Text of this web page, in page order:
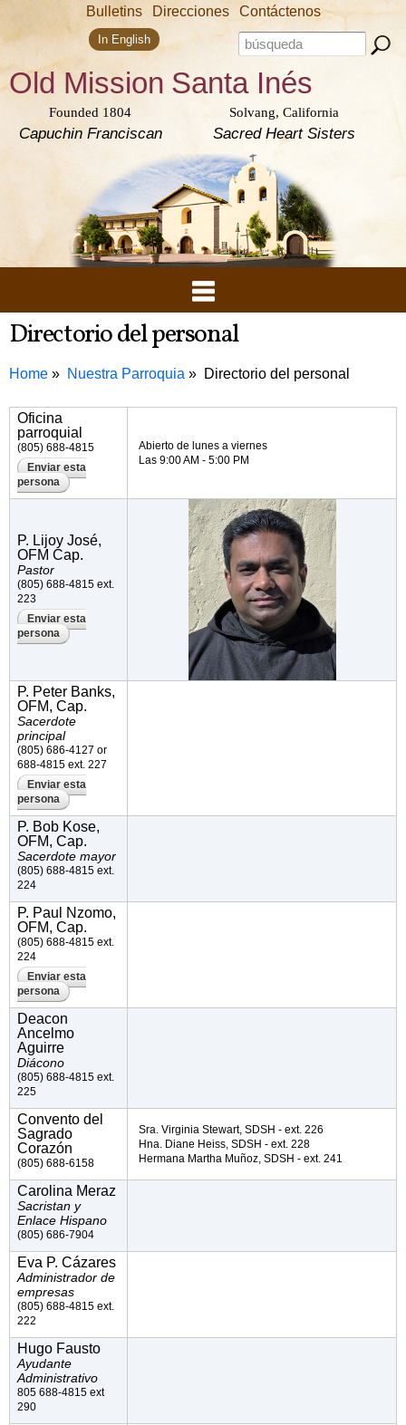
Skip to
content
Bulletins Direcciones Contáctenos
Search form
Search this site
In English
Old Mission
Founded 1804
Capuchin Franciscan
Santa Inés
Solvang, California
Sacred Heart Sisters
Directorio del personal
Home Nuestra Parroquia Directorio del personal
Oficina
parroquial
(805) 688-4815
Enviar esta
persona
Abierto de lunes a viernes
Las 9:00 AM - 5:00 PM
P. Lijoy José,
OFM Cap.
Pastor
(805) 688-4815 ext.
223
Enviar esta
persona
P. Peter Banks,
OFM, Cap.
Sacerdote
principal
(805) 686-4127 or
688-4815 ext. 227
Enviar esta
persona
P. Bob Kose,
OFM, Cap.
Sacerdote mayor
(805) 688-4815 ext.
224
P. Paul Nzomo,
OFM, Cap.
(805) 688-4815 ext.
224
Enviar esta
persona
Deacon
Ancelmo
Aguirre
Diácono
(805) 688-4815 ext.
225
Convento del
Sagrado
Corazón
(805) 688-6158
Sra. Virginia Stewart, SDSH - ext. 226
Hna. Diane Heiss, SDSH - ext. 228
Hermana Martha Muñoz, SDSH - ext. 241
Carolina Meraz
Sacristan y
Enlace Hispano
(805) 686-7904
Eva P. Cázares
Administrador de
empresas
(805) 688-4815 ext.
222
Hugo Fausto
Ayudante
Administrativo
805 688-4815 ext
290